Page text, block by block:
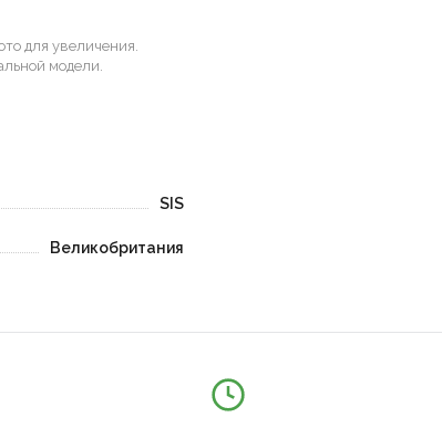
для увеличения.
модели.
SIS
Великобритания